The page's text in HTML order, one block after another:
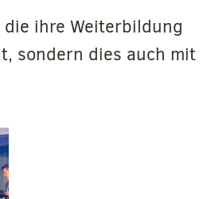
ihre Weiterbildung
sondern dies auch mit